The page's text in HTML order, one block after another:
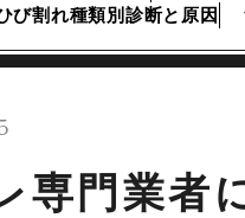
び割れ種類別診断と原因
専門業者